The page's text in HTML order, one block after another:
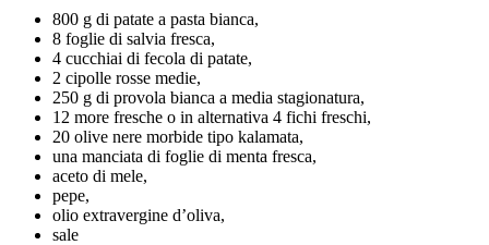
800 g di patate a pasta bianca,
8 foglie di salvia fresca,
4 cucchiai di fecola di patate,
2 cipolle rosse medie,
250 g di provola bianca a media stagionatura,
12 more fresche o in alternativa 4 fichi freschi,
20 olive nere morbide tipo kalamata,
una manciata di foglie di menta fresca,
aceto di mele,
pepe,
olio extravergine d’oliva,
sale